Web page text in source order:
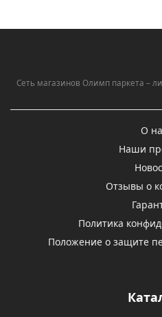
Сеть магазинов Олимп паркета –
О
Наши
Отзывы о
Политика
Положение о защите